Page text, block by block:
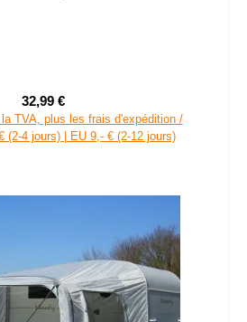
Prix de vente :
32,99 €
TVA, plus les frais d'expédition /
(2-4 jours) | EU 9,- € (2-12 jours)